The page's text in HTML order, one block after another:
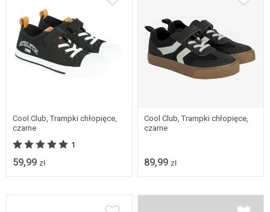
Cool Club, Trampki chłopięce,
czarne
1
59,99 zł
Cool Club, Trampki chłopięce,
czarne
89,99 zł